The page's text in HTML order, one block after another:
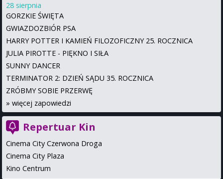
28 sierpnia
GORZKIE ŚWIĘTA
GWIAZDOZBIÓR PSA
HARRY POTTER I KAMIEŃ FILOZOFICZNY 25. ROCZNICA
JULIA PIROTTE - PIĘKNO I SIŁA
SUNNY DANCER
TERMINATOR 2: DZIEŃ SĄDU 35. ROCZNICA
ZRÓBMY SOBIE PRZERWĘ
» więcej zapowiedzi
Repertuar Kin
Cinema City Czerwona Droga
Cinema City Plaza
Kino Centrum